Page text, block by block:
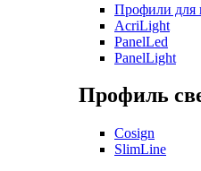
Профили для
AcriLight
PanelLed
PanelLight
Профиль
Cosign
SlimLine